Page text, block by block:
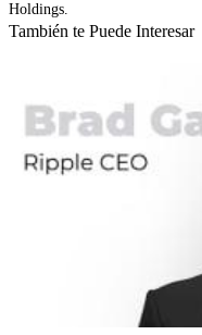
Holdings.
También te Puede Interesar